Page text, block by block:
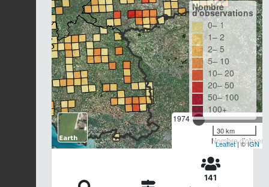
1974
Nombre
Nombre
d'observations
0– 1
1– 2
2– 5
5– 10
10– 20
20– 50
50– 100
100+
30 km
Leaflet| ©IGN
141